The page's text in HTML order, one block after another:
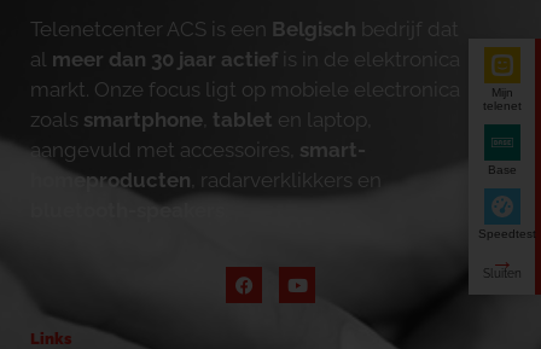
Telenetcenter ACS is een Belgisch bedrijf dat
al meer dan 30 jaar actief is in de elektronica
markt. Onze focus ligt op mobiele electronica
zoals smartphone tablet en laptop,
aangevuld met accessoires, smart-
homeproducten , radarverklikkers en
bluetooth-speakers
Links
Mijn
telenet
Base
Speedtest